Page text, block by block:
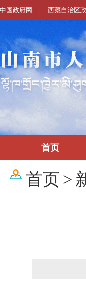
中国政府网 | 西藏自治区
首页
首页 >